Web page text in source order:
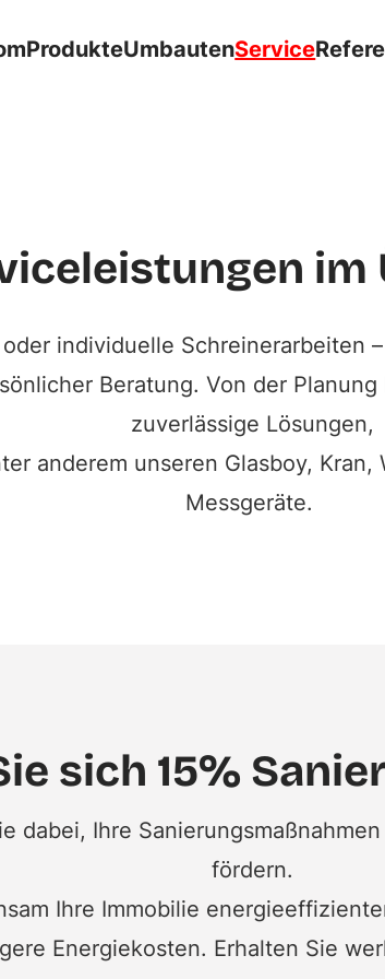
ProdukteUmbautenService
Service
im
individuelle Schreinerarbeiten
Beratung. Von der
zuverlässige Lösungen,
anderem unseren Glasboy, Kran,
Messgeräte.
sich 15%
dabei, Ihre
fördern.
Ihre Immobilie
Energiekosten. Erhalten Sie